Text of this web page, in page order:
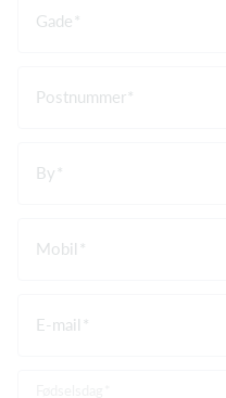
Gade
Postnummer
By
Mobil
E-mail